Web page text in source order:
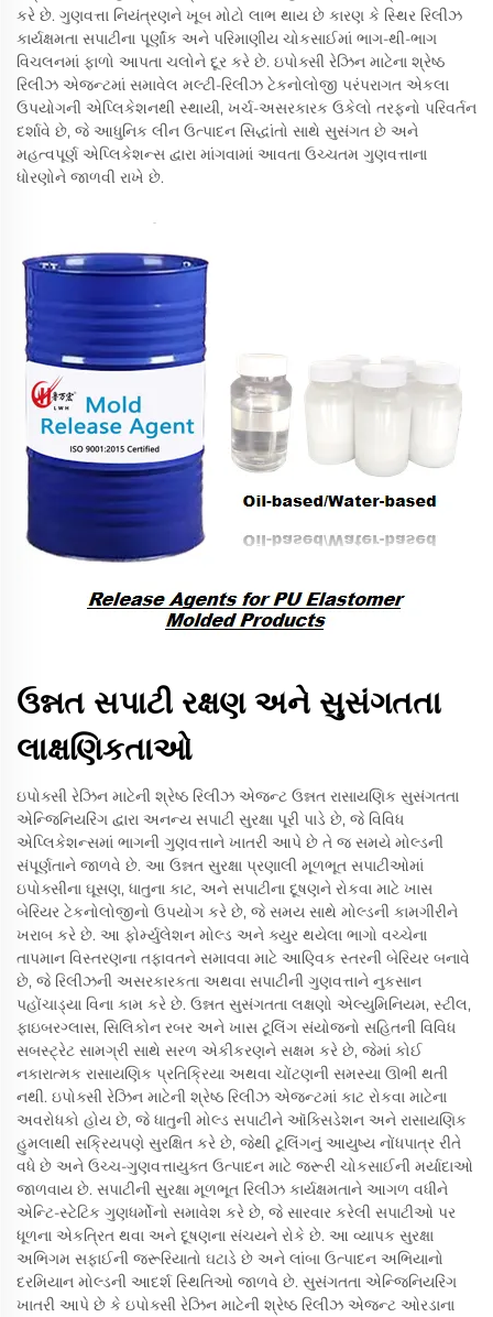
કરે છે. ગુણવત્તા નિયંત્રણને ખૂબ મોટો લાભ થાય છે કારણ કે સ્થિર રિલીઝ
કાર્યક્ષમતા સપાટીના પૂર્ણાંક અને પરિમાણીય ચોકસાઈમાં ભાગ-થી-ભાગ
વિચલનમાં ફાળો આપતા ચલોને દૂર કરે છે. ઇપોક્સી રેઝિન માટેના શ્રેષ્ઠ
રિલીઝ એજન્ટમાં સમાવેલ મલ્ટી-રિલીઝ ટેકનોલોજી પરંપરાગત એકલા
ઉપયોગની એપ્લિકેશનથી સ્થાયી, ખર્ચ-અસરકારક ઉકેલો તરફનો પરિવર્તન
દર્શાવે છે, જે આધુનિક લીન ઉત્પાદન સિદ્ધાંતો સાથે સુસંગત છે અને
મહત્વપૂર્ણ એપ્લિકેશન્સ દ્વારા માંગવામાં આવતા ઉચ્ચતમ ગુણવત્તાના
ધોરણોને જાળવી રાખે છે.
ઉન્નત સપાટી રક્ષણ અને સુસંગતતા
લાક્ષણિકતાઓ
ઇપોક્સી રેઝિન માટેની શ્રેષ્ઠ રિલીઝ એજન્ટ ઉન્નત રાસાયણિક સુસંગતતા
એન્જિનિયરિંગ દ્વારા અનન્ય સપાટી સુરક્ષા પૂરી પાડે છે, જે વિવિધ
એપ્લિકેશન્સમાં ભાગની ગુણવત્તાને ખાતરી આપે છે તે જ સમયે મોલ્ડની
સંપૂર્ણતાને જાળવે છે. આ ઉન્નત સુરક્ષા પ્રણાલી મૂળભૂત સપાટીઓમાં
ઇપોક્સીના ઘૂસણ, ધાતુના કાટ, અને સપાટીના દૂષણને રોકવા માટે ખાસ
બેરિયર ટેકનોલોજીનો ઉપયોગ કરે છે, જે સમય સાથે મોલ્ડની કામગીરીને
ખરાબ કરે છે. આ ફોર્મ્યુલેશન મોલ્ડ અને ક્યુર થયેલા ભાગો વચ્ચેના
તાપમાન વિસ્તરણના તફાવતને સમાવવા માટે આણ્વિક સ્તરની બેરિયર બનાવે
છે, જે રિલીઝની અસરકારકતા અથવા સપાટીની ગુણવત્તાને નુકસાન
પહોંચાડ્યા વિના કામ કરે છે. ઉન્નત સુસંગતતા લક્ષણો એલ્યુમિનિયમ, સ્ટીલ,
ફાઇબરગ્લાસ, સિલિકોન રબર અને ખાસ ટૂલિંગ સંયોજનો સહિતની વિવિધ
સબસ્ટ્રેટ સામગ્રી સાથે સરળ એકીકરણને સક્ષમ કરે છે, જેમાં કોઈ
નકારાત્મક રાસાયણિક પ્રતિક્રિયા અથવા ચોંટણની સમસ્યા ઊભી થતી
નથી. ઇપોક્સી રેઝિન માટેની શ્રેષ્ઠ રિલીઝ એજન્ટમાં કાટ રોકવા માટેના
અવરોધકો હોય છે, જે ધાતુની મોલ્ડ સપાટીને ઑક્સિડેશન અને રાસાયણિક
હુમલાથી સક્રિયપણે સુરક્ષિત કરે છે, જેથી ટૂલિંગનું આયુષ્ય નોંધપાત્ર રીતે
વધે છે અને ઉચ્ચ-ગુણવત્તાયુક્ત ઉત્પાદન માટે જરૂરી ચોકસાઈની મર્યાદાઓ
જાળવાય છે. સપાટીની સુરક્ષા મૂળભૂત રિલીઝ કાર્યક્ષમતાને આગળ વધીને
એન્ટિ-સ્ટેટિક ગુણધર્મોનો સમાવેશ કરે છે, જે સારવાર કરેલી સપાટીઓ પર
ધૂળના એકત્રિત થવા અને દૂષણના સંચયને રોકે છે. આ વ્યાપક સુરક્ષા
અભિગમ સફાઈની જરૂરિયાતો ઘટાડે છે અને લાંબા ઉત્પાદન અભિયાનો
દરમિયાન મોલ્ડની આદર્શ સ્થિતિઓ જાળવે છે. સુસંગતતા એન્જિનિયરિંગ
ખાતરી આપે છે કે ઇપોક્સી રેઝિન માટેની શ્રેષ્ઠ રિલીઝ એજન્ટ ઓરડાના